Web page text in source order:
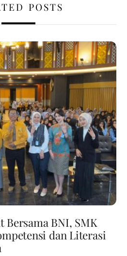
POSTS
BNI, SMK
dan Literasi